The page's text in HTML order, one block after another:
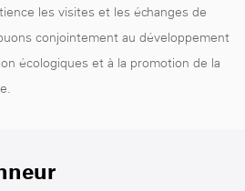
les visites et les échanges de
conjointement au développement
écologiques et à la promotion de la